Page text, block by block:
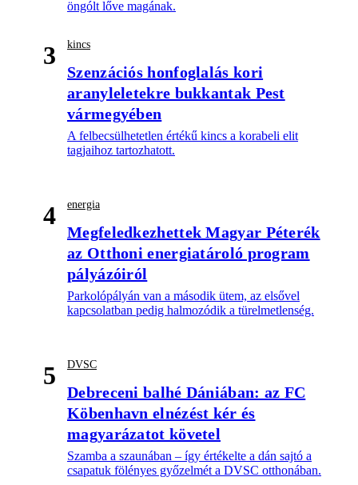
öngólt lőve magának.
3 kincs
Szenzációs honfoglalás kori
aranyleletekre bukkantak Pest
vármegyében
A felbecsülhetetlen értékű kincs a korabeli elit
tagjaihoz tartozhatott.
4 energia
Megfeledkezhettek Magyar Péterék
az Otthoni energiatároló program
pályázóiról
Parkolópályán van a második ütem, az elsővel
kapcsolatban pedig halmozódik a türelmetlenség.
5 DVSC
Debreceni balhé Dániában: az FC
Köbenhavn elnézést kér és
magyarázatot követel
Szamba a szaunában – így értékelte a dán sajtó a
csapatuk fölényes győzelmét a DVSC otthonában.